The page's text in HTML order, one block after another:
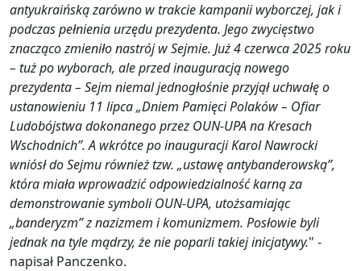
antyukraińską zarówno w trakcie kampanii wyborczej, jak i
podczas pełnienia urzędu prezydenta. Jego zwycięstwo
znacząco zmieniło nastrój w Sejmie. Już 4 czerwca 2025 roku
– tuż po wyborach, ale przed inauguracją nowego
prezydenta – Sejm niemal jednogłośnie przyjął uchwałę o
ustanowieniu 11 lipca „Dniem Pamięci Polaków – Ofiar
Ludobójstwa dokonanego przez OUN-UPA na Kresach
Wschodnich”. A wkrótce po inauguracji Karol Nawrocki
wniósł do Sejmu również tzw. „ustawę antybanderowską”,
która miała wprowadzić odpowiedzialność karną za
demonstrowanie symboli OUN-UPA, utożsamiając
„banderyzm” z nazizmem i komunizmem. Posłowie byli
jednak na tyle mądrzy, że nie poparli takiej inicjatywy." -
napisał Panczenko.